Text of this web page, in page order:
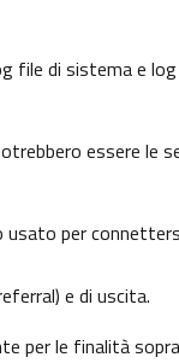
di sistema e
essere le
usato per
e di uscita.
per le finalità